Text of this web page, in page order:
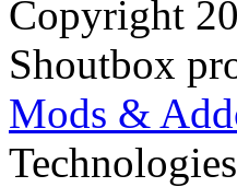
Copyright
Shoutbox
Mods &